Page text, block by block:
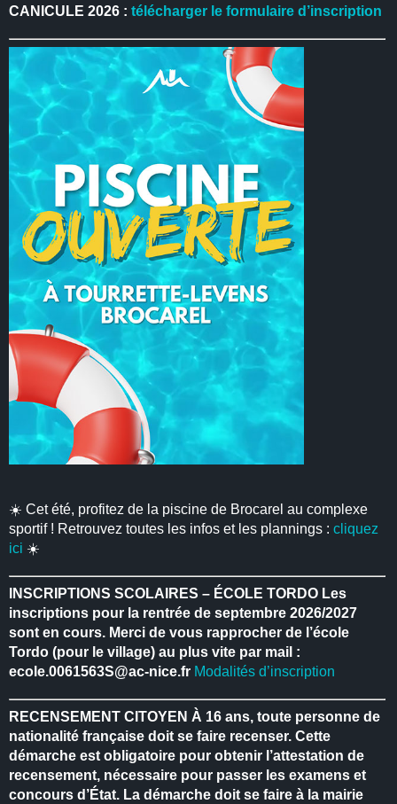
CANICULE 2026 :télécharger le formulaire d’inscription
☀️ Cet été, profitez de la piscine de Brocarel au complexe
sportif ! Retrouvez toutes les infos et les plannings :cliquez
ici ☀️
INSCRIPTIONS SCOLAIRES – ÉCOLE TORDO Les
inscriptions pour la rentrée de septembre 2026/2027
sont en cours. Merci de vous rapprocher de l’école
Tordo (pour le village) au plus vite par mail :
ecole.0061563S@ac-nice.fr Modalités d’inscription
RECENSEMENT CITOYEN À 16 ans, toute personne de
nationalité française doit se faire recenser. Cette
démarche est obligatoire pour obtenir l’attestation de
recensement, nécessaire pour passer les examens et
concours d’État. La démarche doit se faire à la mairie